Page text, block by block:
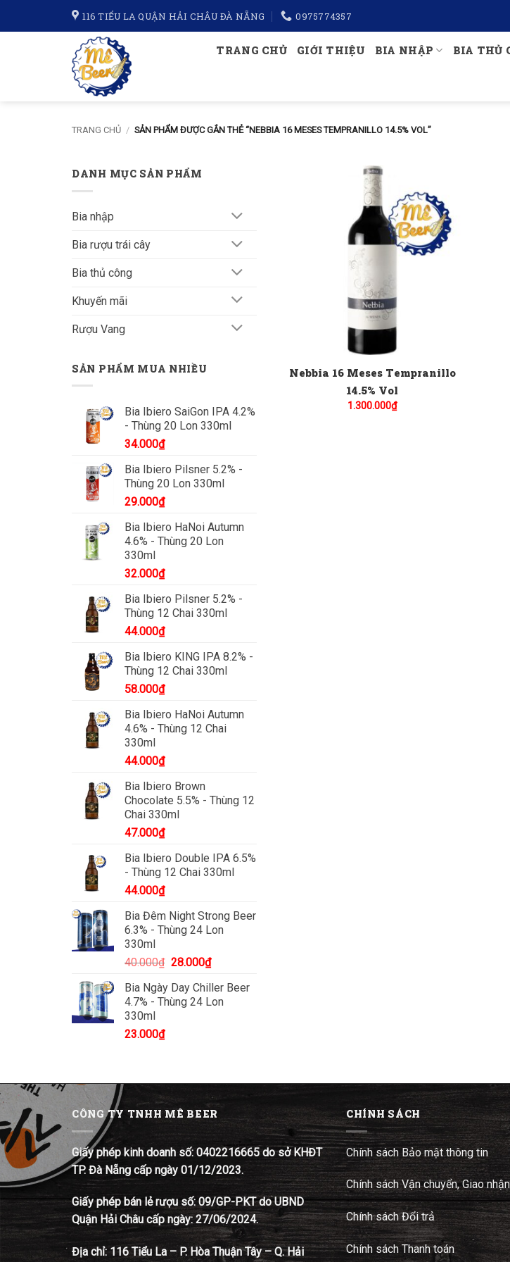
116 TIỂU LA QUẬN HẢI CHÂU ĐÀ NẴNG 0975774357
TRANG CHỦ GIỚI THIỆU BIA NHẬP BIA THỦ
TRANG CHỦ / SẢN PHẨM ĐƯỢC GẮN THẺ “NEBBIA 16 MESES TEMPRANILLO 14.5% VOL”
DANH MỤC SẢN PHẨM
Bia nhập
Bia rượu trái cây
Bia thủ công
Khuyến mãi
Rượu Vang
SẢN PHẨM MUA NHIỀU
Bia Ibiero SaiGon IPA 4.2%
- Thùng 20 Lon 330ml
34.000₫
Bia Ibiero Pilsner 5.2% -
Thùng 20 Lon 330ml
29.000₫
Bia Ibiero HaNoi Autumn
4.6% - Thùng 20 Lon
330ml
32.000₫
Bia Ibiero Pilsner 5.2% -
Thùng 12 Chai 330ml
44.000₫
Bia Ibiero KING IPA 8.2% -
Thùng 12 Chai 330ml
58.000₫
Bia Ibiero HaNoi Autumn
4.6% - Thùng 12 Chai
330ml
44.000₫
Bia Ibiero Brown
Chocolate 5.5% - Thùng 12
Chai 330ml
47.000₫
Bia Ibiero Double IPA 6.5%
- Thùng 12 Chai 330ml
44.000₫
Bia Đêm Night Strong Beer
6.3% - Thùng 24 Lon
330ml
40.000₫ Giá
là:
40.000₫.
28.000₫Giá
tại
là:
Bia Ngày Day Chiller Beer
4.7% - Thùng 24 Lon
330ml
23.000₫
Nebbia 16 Meses Tempranillo
14.5% Vol
1.300.000₫
CÔNG TY TNHH MÊ BEER
Giấy phép kinh doanh số: 0402216665 do sở KHĐT
TP. Đà Nẵng cấp ngày 01/12/2023.
Giấy phép bán lẻ rượu số: 09/GP-PKT do UBND
Quận Hải Châu cấp ngày: 27/06/2024.
Địa chỉ: 116 Tiểu La – P. Hòa Thuận Tây – Q. Hải
CHÍNH SÁCH
Chính sách Bảo mật thông tin
Chính sách Vận chuyển, Giao
Chính sách Đổi trả
Chính sách Thanh toán